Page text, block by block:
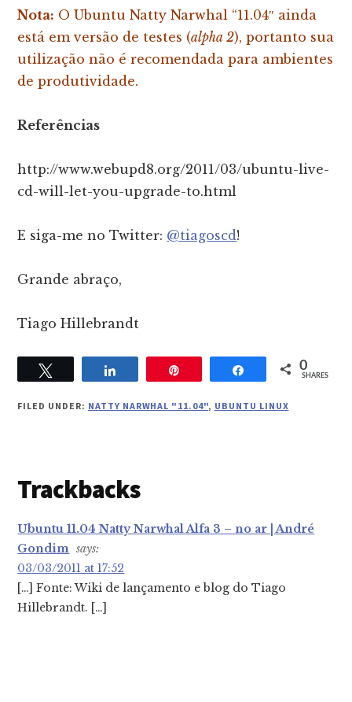
Nota: O Ubuntu Natty Narwhal “11.04″ ainda
está em versão de testes (alpha 2), portanto sua
utilização não é recomendada para ambientes
de produtividade.
Referências
http://www.webupd8.org/2011/03/ubuntu-live-
cd-will-let-you-upgrade-to.html
E siga-me no Twitter: @tiagoscd!
Grande abraço,
Tiago Hillebrandt
Share 0
SHARES
FILED UNDER: NATTY NARWHAL "11.04", UBUNTU LINUX
Reader
Interactions
Trackbacks
Ubuntu 11.04 Natty Narwhal Alfa 3 – no ar | André
Gondim says:
03/03/2011 at 17:52
[…] Fonte: Wiki de lançamento e blog do Tiago
Hillebrandt. […]